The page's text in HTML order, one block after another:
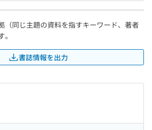
（同じ主題の資料を指すキーワード、著者
書誌情報を出力